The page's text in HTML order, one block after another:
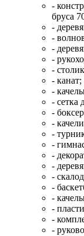
-
бруса
-
-
-
-
-
- канат;
-
- сетка
-
-
-
-
-
-
-
-
-
-
-
-